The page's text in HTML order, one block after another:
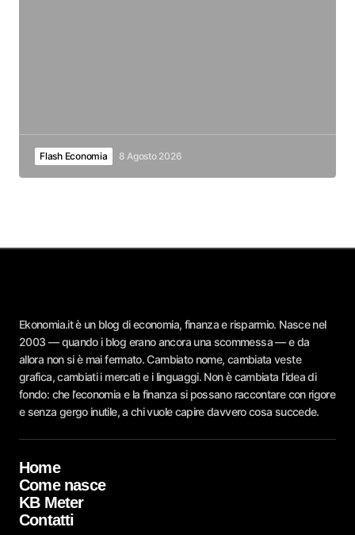
Flash Economia 8 Agosto 2026
Ekonomia.it è un blog di economia, finanza e risparmio. Nasce nel
2003 — quando i blog erano ancora una scommessa — e da
allora non si è mai fermato. Cambiato nome, cambiata veste
grafica, cambiati i mercati e i linguaggi. Non è cambiata l’idea di
fondo: che l’economia e la finanza si possano raccontare con rigore
e senza gergo inutile, a chi vuole capire davvero cosa succede.
Home
Come nasce
KB Meter
Contatti